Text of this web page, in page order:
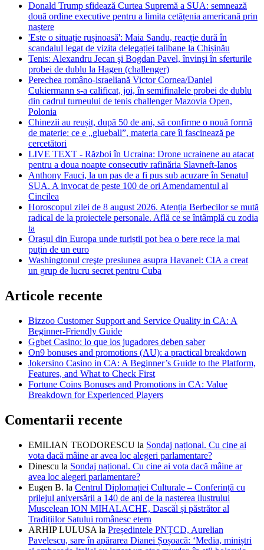
Donald Trump sfidează Curtea Supremă a SUA: semnează
două ordine executive pentru a limita cetățenia americană prin
naștere
'Este o situație rușinoasă': Maia Sandu, reacție dură în
scandalul legat de vizita delegației talibane la Chișinău
Tenis: Alexandru Jecan şi Bogdan Pavel, învinşi în sferturile
probei de dublu la Hagen (challenger)
Perechea româno-israeliană Victor Cornea/Daniel
Cukiermann s-a calificat, joi, în semifinalele probei de dublu
din cadrul turneului de tenis challenger Mazovia Open,
Polonia
Chinezii au reușit, după 50 de ani, să confirme o nouă formă
de materie: ce e „glueball”, materia care îi fascinează pe
cercetători
LIVE TEXT - Război în Ucraina: Drone ucrainene au atacat
pentru a doua noapte consecutiv rafinăria Slavneft-Ianos
Anthony Fauci, la un pas de a fi pus sub acuzare în Senatul
SUA. A invocat de peste 100 de ori Amendamentul al
Cincilea
Horoscopul zilei de 8 august 2026. Atenția Berbecilor se mută
radical de la proiectele personale. Află ce se întâmplă cu zodia
ta
Orașul din Europa unde turiștii pot bea o bere rece la mai
puțin de un euro
Washingtonul creşte presiunea asupra Havanei: CIA a creat
un grup de lucru secret pentru Cuba
Articole recente
Bizzoo Customer Support and Service Quality in CA: A
Beginner-Friendly Guide
Ggbet Casino: lo que los jugadores deben saber
On9 bonuses and promotions (AU): a practical breakdown
Jokersino Casino in CA: A Beginner’s Guide to the Platform,
Features, and What to Check First
Fortune Coins Bonuses and Promotions in CA: Value
Breakdown for Experienced Players
Comentarii recente
EMILIAN TEODORESCU la Sondaj național. Cu cine ai
vota dacă mâine ar avea loc alegeri parlamentare?
Dinescu la Sondaj național. Cu cine ai vota dacă mâine ar
avea loc alegeri parlamentare?
Eugen B. la Centrul Diplomației Culturale – Conferință cu
prilejul aniversării a 140 de ani de la nașterea ilustrului
Muscelean ION MIHALACHE, Dascăl și păstrător al
Tradițiilor Satului românesc etern
ARHIP LULUSA la Președintele PNȚCD, Aurelian
Pavelescu, sare în apărarea Dianei Șoșoacă: ‘Media, miniștri